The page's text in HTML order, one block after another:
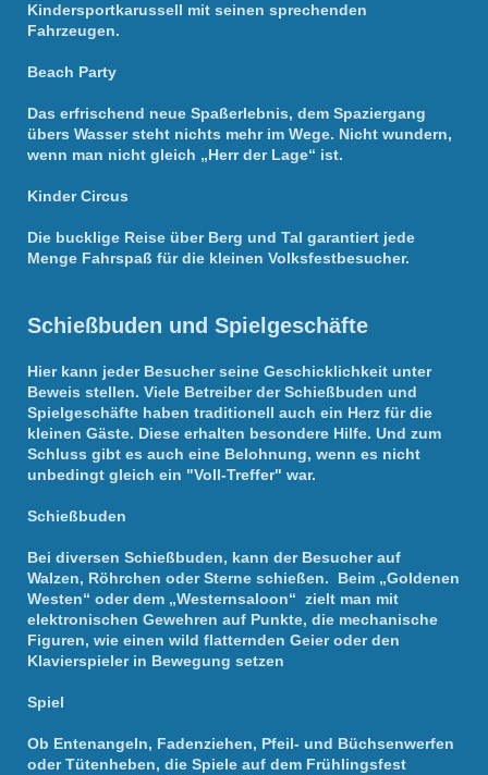
Kindersportkarussell mit seinen sprechenden
Fahrzeugen.
Beach Party
Das erfrischend neue Spaßerlebnis, dem Spaziergang
übers Wasser steht nichts mehr im Wege. Nicht wundern,
wenn man nicht gleich „Herr der Lage“ ist.
Kinder Circus
Die bucklige Reise über Berg und Tal garantiert jede
Menge Fahrspaß für die kleinen Volksfestbesucher.
Schießbuden und Spielgeschäfte
Hier kann jeder Besucher seine Geschicklichkeit unter
Beweis stellen. Viele Betreiber der Schießbuden und
Spielgeschäfte haben traditionell auch ein Herz für die
kleinen Gäste. Diese erhalten besondere Hilfe. Und zum
Schluss gibt es auch eine Belohnung, wenn es nicht
unbedingt gleich ein "Voll-Treffer" war.
Schießbuden
Bei diversen Schießbuden, kann der Besucher auf
Walzen, Röhrchen oder Sterne schießen. Beim „Goldenen
Westen“ oder dem „Westernsaloon“ zielt man mit
elektronischen Gewehren auf Punkte, die mechanische
Figuren, wie einen wild flatternden Geier oder den
Klavierspieler in Bewegung setzen
Spiel
Ob Entenangeln, Fadenziehen, Pfeil- und Büchsenwerfen
oder Tütenheben, die Spiele auf dem Frühlingsfest